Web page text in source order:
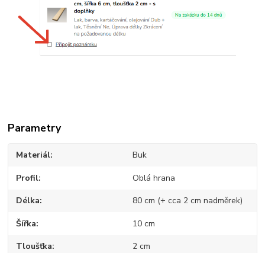
Parametry
Materiál Buk
Profil Oblá hrana
Délka 80 cm (+ cca 2 cm nadměrek)
Šířka 10 cm
Tloušťka 2 cm